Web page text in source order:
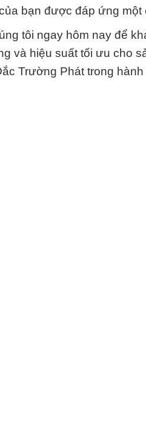
bạn được đáp ứng một
tôi ngay hôm nay để
và hiệu suất tối ưu cho
Trường Phát trong